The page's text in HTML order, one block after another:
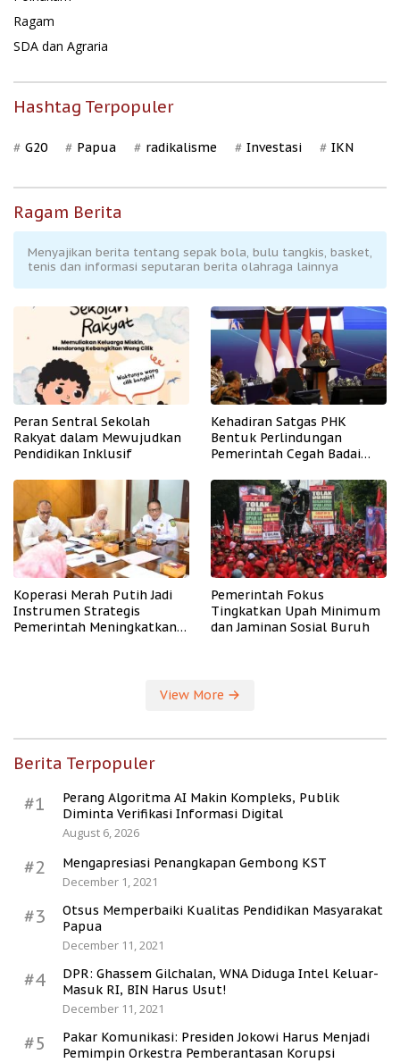
Ragam
SDA dan Agraria
Hashtag Terpopuler
G20 Papua radikalisme Investasi IKN
Ragam Berita
Menyajikan berita tentang sepak bola, bulu tangkis, basket,
tenis dan informasi seputaran berita olahraga lainnya
Peran Sentral Sekolah
Rakyat dalam Mewujudkan
Pendidikan Inklusif
Kehadiran Satgas PHK
Bentuk Perlindungan
Pemerintah Cegah Badai
Koperasi Merah Putih Jadi
Instrumen Strategis
Pemerintah Meningkatkan
Pemerintah Fokus
Tingkatkan Upah Minimum
dan Jaminan Sosial Buruh
View More
Berita Terpopuler
#1
Perang Algoritma AI Makin Kompleks, Publik
Diminta Verifikasi Informasi Digital
August 6, 2026
#2
Mengapresiasi Penangkapan Gembong KST
December 1, 2021
#3
Otsus Memperbaiki Kualitas Pendidikan Masyarakat
Papua
December 11, 2021
#4
DPR: Ghassem Gilchalan, WNA Diduga Intel Keluar-
Masuk RI, BIN Harus Usut!
December 11, 2021
#5
Pakar Komunikasi: Presiden Jokowi Harus Menjadi
Pemimpin Orkestra Pemberantasan Korupsi